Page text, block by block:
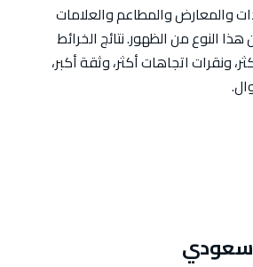
والمعارض والمطاعم والعلامات
النوع من الظهور. نتائج الخرائط
ونقرات اتجاهات أكثر، وثقة أكبر،
سعودي